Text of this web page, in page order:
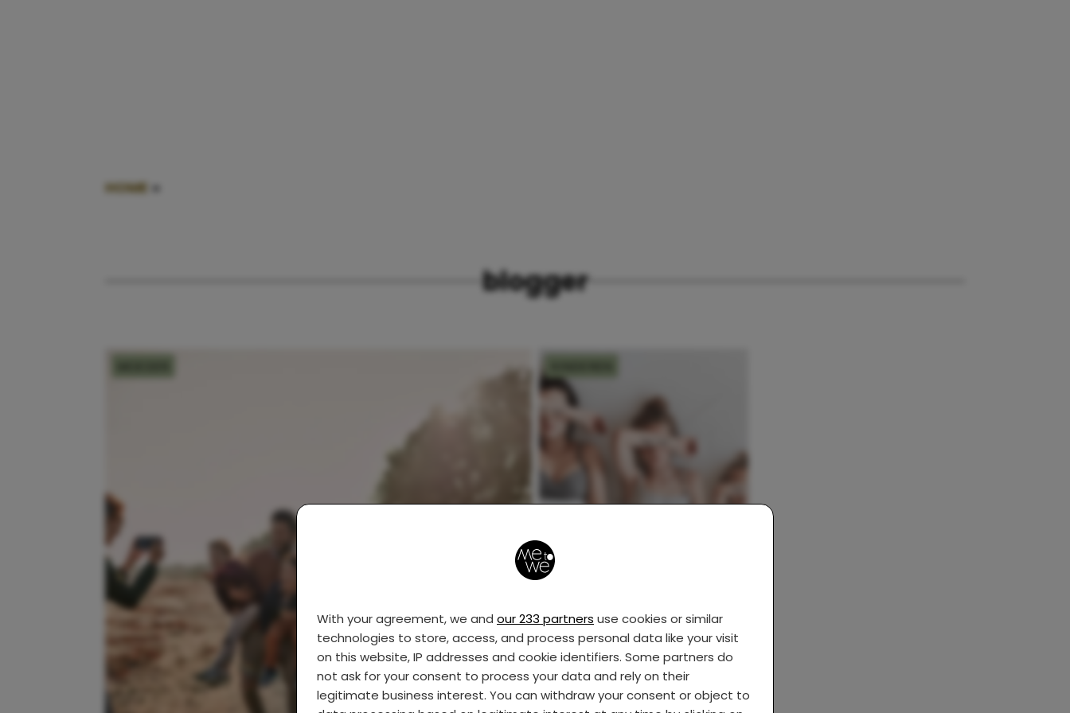
With your agreement, we and our 233 partners use cookies or similar
technologies to store, access, and process personal data like your visit
on this website, IP addresses and cookie identifiers. Some partners do
not ask for your consent to process your data and rely on their
legitimate business interest. You can withdraw your consent or object to
HOME »
blogger
Zo moeder, zo
fotoserie met haar twee
dochters